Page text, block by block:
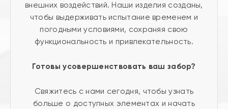
внешних воздействий. Наши изделия созданы,
чтобы выдерживать испытание временем и
погодными условиями, сохраняя свою
функциональность и привлекательность.
Готовы усовершенствовать ваш забор?
Свяжитесь с нами сегодня, чтобы узнать
больше о доступных элементах и начать